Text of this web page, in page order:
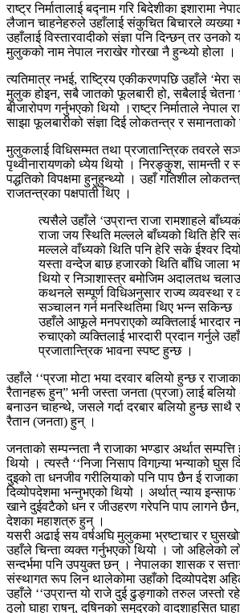
राष्ट्र निर्मातालाई बद्नाम गरि बिदेशीका इशारामा
लैजान चाहनेहरुले उहाँलाई संकुचित बिचारले
उहाँलाई विस्तारवादीको संज्ञा पनि दिन्छन् तर
मुलुकको नाम नेपाल नराखेर गोरखा नै हुन्थ्यो होला ।
त्यतिमात्र नभई, राष्ट्रिय एकीकरणपछि उहाँले ‘मेरा
मुलुक होइन, सबै जातको फूलबारी हो, सबैलाई चेतना
बीजारोपण गर्नुभएको थियो ।राष्ट्र निर्माताले नेपाल
साझा फूलबारीको संज्ञा दिई लोकतन्त्र र समानताको
मुलुकलाई विधिसम्मत तथा प्रजातान्त्रिक तवरले
पृथ्वीनारायणको ध्येय थियो । निरङ्कुश, सामन्ती र
पद्धतिको विपक्षमा हुनुहुन्थ्यो । उहाँ गतिशील
राजतन्त्रका पक्षपाती थिए ।
त्यसैले उहाँले ‘उप्रान्त राजा रामशाहले
राजा जय स्थिति मल्लले बाँध्यको थिति हेरि
मल्लले वाँध्यको थिति पनि हेरि सके ईश्वर
यस्ता वन्देज बाछ हजारको थिति बाँधि जाला
थियो र निञाशास्त्र बमोजिम अदालतथ
कथनले सम्पूर्ण विधिअनुसार राज्य व्यवस्था र
सञ्चालन गर्न मनस्थितिमा थिए भन्न
उहाँले आफूले मनपराएको व्यक्तिलाई भारदार
रुचाएको व्यक्तिलाई भारदारी प्रदान गर्नुले
प्रजातान्त्रिक भावना स्पष्ट हुन्छ ।
उहाँले ‘‘प्रजा मोटा भया दरवार बलियो हुन्छ र
रैतानहरू हुन्” भनी जस्ता जनता (प्रजा) लाई बलियो
बनाउन चाहन्थे, जसले गर्दा दरबार बलियो हुन्छ साथै
रैतान (जनता) हुन् ।
जनताको सम्पन्नता नै राजाका भण्डार अर्थात
थियो । त्यस्तै ‘‘निजा निसाप विगान्र्या भन्याको घुस
दुइको ता धनजीव गरीलियाको पनि पाप छैन ई
दिव्योपदेशमा भन्नुभएको थियो । अर्थात् न्याय
खाने दुईवटैको धन र जीउहरण गरेपनि पाप लागने छैन,
देशका महाशत्रु हुन् ।
यसरी अढाई सय वर्षअघि मुलुकमा भ्रष्टाचार र
उहाँले चिन्ता व्यक्त गर्नुभएको थियो । जो अहिलेको
सन्दर्भमा पनि उपयुक्त छन् । नेपालका शासक र
संस्थागत रूप लिन थालेकोमा उहाँको दिव्योपदेश
उहाँले ‘‘उप्रान्त यो राजे दुई ढुङ्गाको तरुल जस्तो
ठुलो घाहा राषनु, दषिनको समुद्रको वादशाहसित